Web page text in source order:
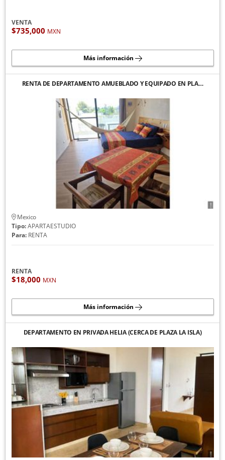
VENTA
$735,000 MXN
Más información
RENTA DE DEPARTAMENTO AMUEBLADO Y EQUIPADO EN PLA…
Mexico
Tipo:APARTAESTUDIO
Para:RENTA
RENTA
$18,000 MXN
Más información
DEPARTAMENTO EN PRIVADA HELIA (CERCA DE PLAZA LA ISLA)